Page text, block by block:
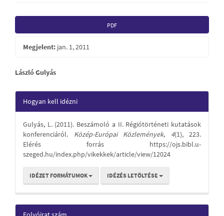
Article
Sidebar
PDF
Megjelent: jan. 1, 2011
Main
Article
Content
László Gulyás
Article
Details
Hogyan kell idézni
Gulyás, L. (2011). Beszámoló a II. Régiótörténeti kutatások
konferenciáról. Közép-Európai Közlemények, 4(1), 223.
Elérés forrás https://ojs.bibl.u-
szeged.hu/index.php/vikekkek/article/view/12024
IDÉZET FORMÁTUMOK IDÉZÉS LETÖLTÉSE